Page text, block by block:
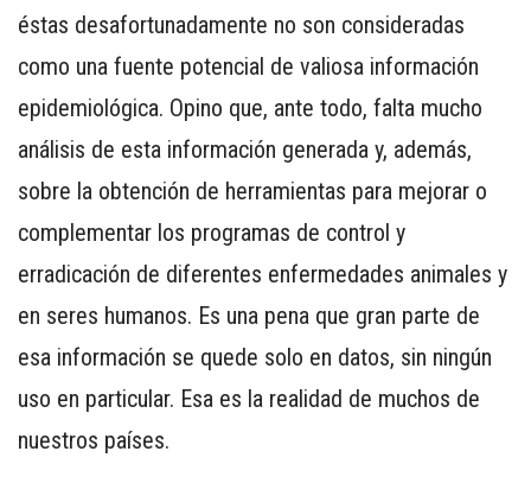
éstas desafortunadamente no son consideradas
como una fuente potencial de valiosa información
epidemiológica. Opino que, ante todo, falta mucho
análisis de esta información generada y, además,
sobre la obtención de herramientas para mejorar o
complementar los programas de control y
erradicación de diferentes enfermedades animales y
en seres humanos. Es una pena que gran parte de
esa información se quede solo en datos, sin ningún
uso en particular. Esa es la realidad de muchos de
nuestros países.